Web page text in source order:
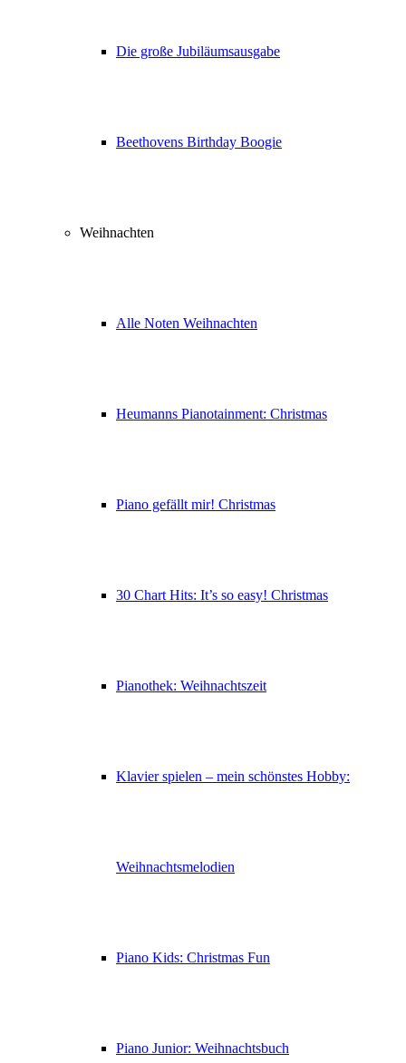
Die große Jubiläumsausgabe
Beethovens Birthday Boogie
Weihnachten
Alle Noten Weihnachten
Heumanns Pianotainment: Christmas
Piano gefällt mir! Christmas
30 Chart Hits: It’s so easy! Christmas
Pianothek: Weihnachtszeit
Klavier spielen – mein schönstes Hobby:
Weihnachtsmelodien
Piano Kids: Christmas Fun
Piano Junior: Weihnachtsbuch